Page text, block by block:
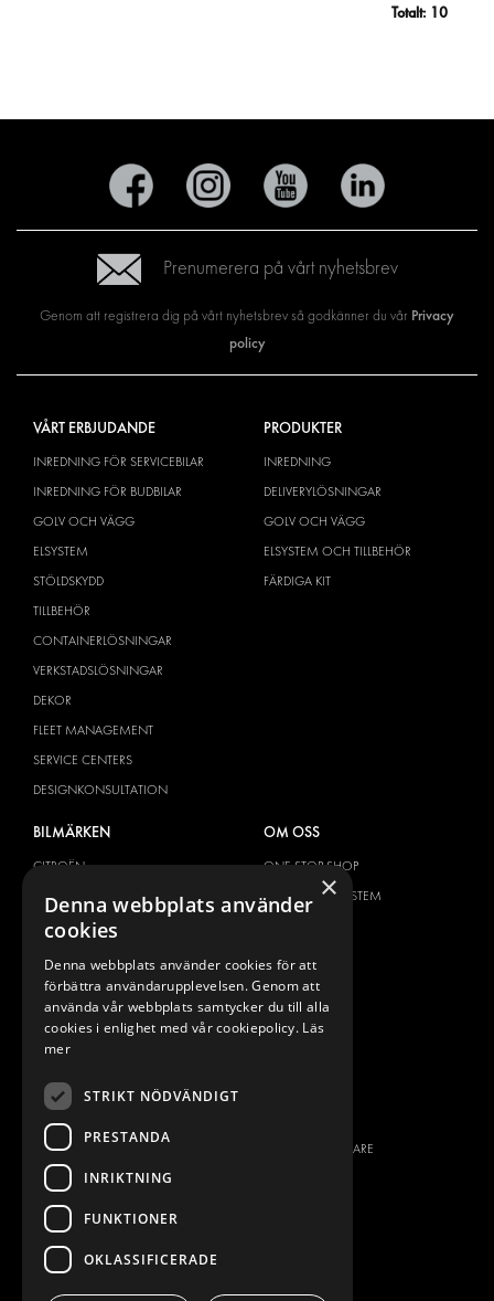
Totalt: 10
Prenumerera på vårt nyhetsbrev
Genom att registrera dig på vårt nyhetsbrev så godkänner du vår Privacy
policy
VÅRT ERBJUDANDE
INREDNING FÖR SERVICEBILAR
INREDNING FÖR BUDBILAR
GOLV OCH VÄGG
ELSYSTEM
STÖLDSKYDD
TILLBEHÖR
CONTAINERLÖSNINGAR
VERKSTADSLÖSNINGAR
DEKOR
FLEET MANAGEMENT
SERVICE CENTERS
DESIGNKONSULTATION
PRODUKTER
INREDNING
DELIVERYLÖSNINGAR
GOLV OCH VÄGG
ELSYSTEM OCH TILLBEHÖR
FÄRDIGA KIT
BILMÄRKEN
CITROËN
DACIA
FIAT
HYUNDAI
IVECO
MAN
MERCEDES
NISSAN
OPEL
PEUGEOT
RENAULT
TOYOTA
OM OSS
ONE-STOP-SHOP
OM MODUL-SYSTEM
NYHETER
KONTAKT
BLI ÅTERFÖRSÄLJARE
×
Denna webbplats använder
cookies
Denna webbplats använder cookies för att
förbättra användarupplevelsen. Genom att
använda vår webbplats samtycker du till alla
cookies i enlighet med vår cookiepolicy. Läs
mer
STRIKT NÖDVÄNDIGT
PRESTANDA
INRIKTNING
FUNKTIONER
OKLASSIFICERADE